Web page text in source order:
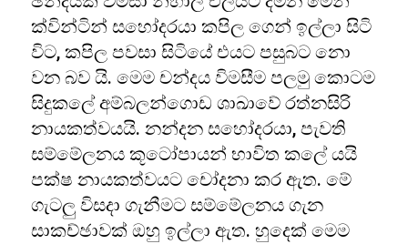
ක්වින්ටින් සහෝදරයා කපිල ගෙන් ඉල්ලා සිටි
විට, කපිල පවසා සිටියේ එයට පසුබට නො
වන බව යි. මෙම චන්දය විමසීම පලමු කොටම
සිදුකලේ අම්බලන්ගොඩ ශාඛාවේ රත්නසිරි
නායකත්වයයි. නන්දන සහෝදරයා, පැවති
සම්මේලනය කූටෝපායන් භාවිත කලේ යයි
පක්ෂ නායකත්වයට චෝදනා කර ඇත. මේ
ගැටලු විසදා ගැනීමට සම්මේලනය ගැන
සාකච්ඡාවක් ඔහු ඉල්ලා ඇත. හුදෙක් මෙම